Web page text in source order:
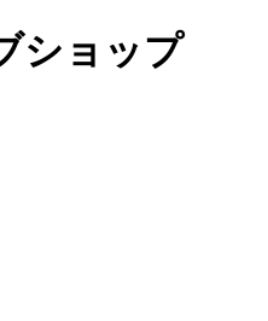
ショップ